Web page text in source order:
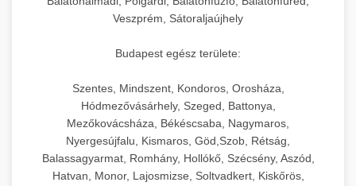
Veszprém, Sátoraljaújhely
Budapest egész területe:
Szentes, Mindszent, Kondoros, Orosháza,
Hódmezővásárhely, Szeged, Battonya,
Mezőkovácsháza, Békéscsaba, Nagymaros,
Nyergesújfalu, Kismaros, Göd,Szob, Rétság,
Balassagyarmat, Romhány, Hollókő, Szécsény, Aszód,
Hatvan, Monor, Lajosmizse, Soltvadkert, Kiskőrös,